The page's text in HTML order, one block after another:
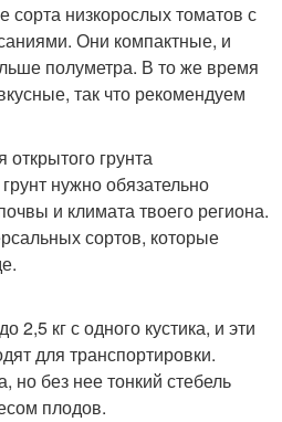
сорта низкорослых томатов с
Они компактные, и
полуметра. В то же время
так что рекомендуем
грунта
нужно обязательно
и климата твоего региона.
сортов, которые
2,5 кг с одного кустика, и эти
для транспортировки.
но без нее тонкий стебель
плодов.